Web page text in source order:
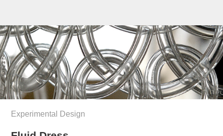
Experimental Design